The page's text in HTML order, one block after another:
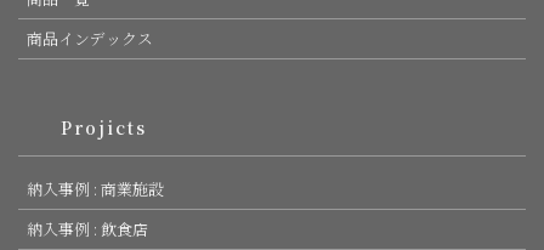
商品インデックス
Projicts
納入事例 : 商業施設
納入事例 : 飲食店